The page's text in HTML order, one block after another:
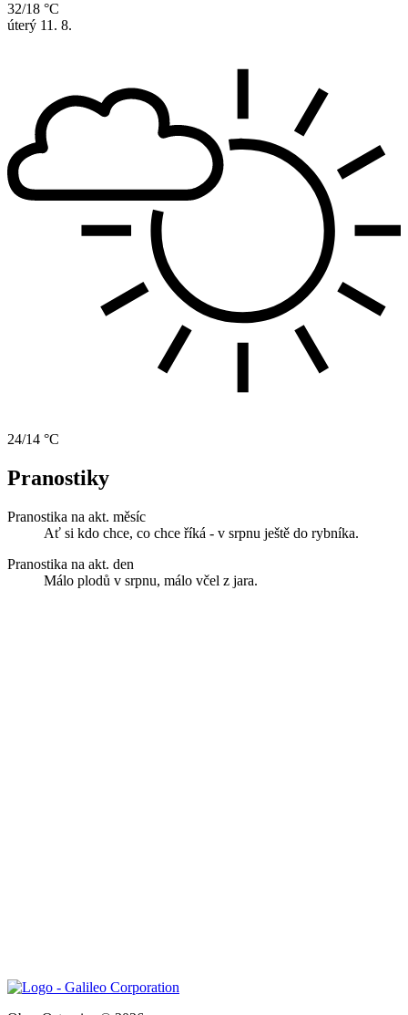
32/18 °C
úterý 11. 8.
24/14 °C
Pranostiky
Pranostika na akt. měsíc
Ať si kdo chce, co chce říká - v srpnu ještě do rybníka.
Pranostika na akt. den
Málo plodů v srpnu, málo včel z jara.